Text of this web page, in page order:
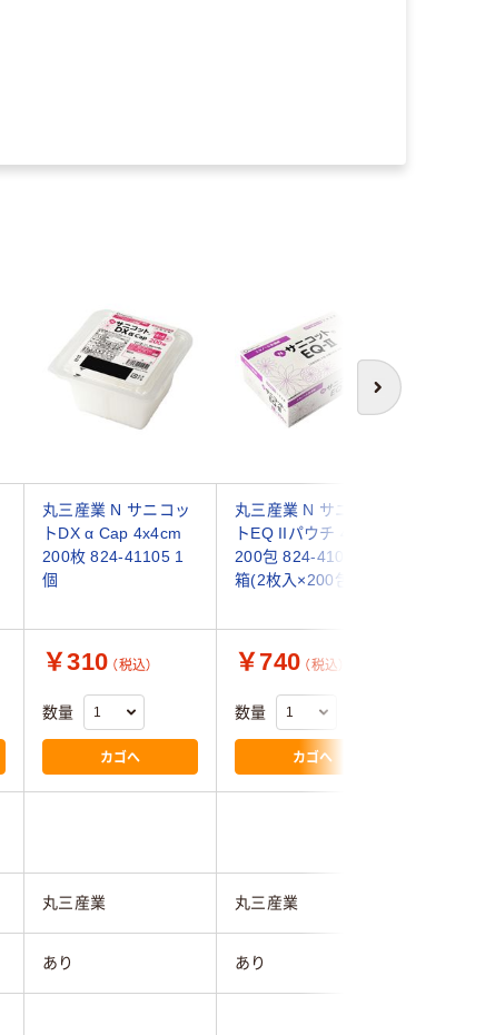
次へ
丸三産業 N サニコッ
トDX α Cap 4x4cm
200枚 824-41105 1
個
丸三産業 N サニコッ
トEQ IIパウチ 4x4cm
200包 824-41090 1
箱(2枚入×200包)
￥310 （税込）
数量
カゴへ
￥740 （税込）
数量
カゴへ
丸三産業 丸三産業
あり あり